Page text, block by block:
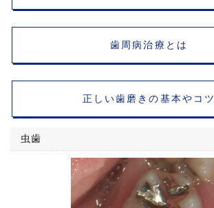
歯周病治療とは
正しい歯磨きの基本やコツ
虫歯